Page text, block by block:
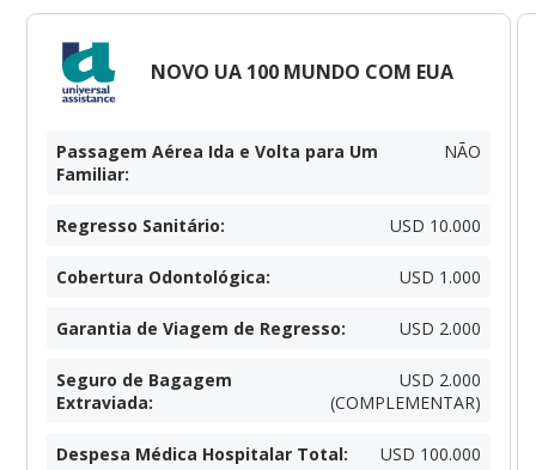
NOVO UA 100 MUNDO COM EUA
Passagem Aérea Ida e Volta para Um
Familiar:
NÃO
Regresso Sanitário: USD 10.000
Cobertura Odontológica: USD 1.000
Garantia de Viagem de Regresso: USD 2.000
Seguro de Bagagem
Extraviada:
USD 2.000
(COMPLEMENTAR)
Despesa Médica Hospitalar Total: USD 100.000